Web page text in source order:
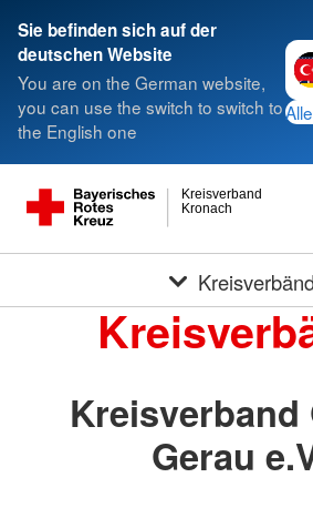
Sie befinden sich auf der
deutschen Website
You are on the German website,
you can use the switch to switch to
the English one
Kronach
Kreisverband
Kreisverband
Gerau